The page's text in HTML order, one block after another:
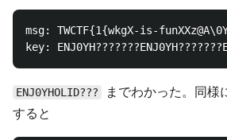
msg: TWCTF{1{wkgX-is-
ENJ0YHOLID???
までわかった。同様
すると